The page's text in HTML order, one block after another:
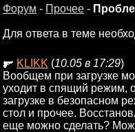
Форум - Прочее -
Для ответа в теме
KLIKK (10.05 в 17:29)
Вообщем при загрузке
уходит в спящий режим,
загрузке в безопасном
стол и прочее.
еще можно сделать?